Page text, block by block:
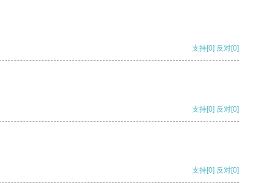
支持[0] 反对[0]
支持[0] 反对[0]
支持[0] 反对[0]